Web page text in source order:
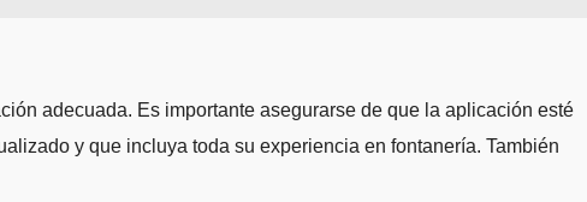
adecuada. Es importante asegurarse de que la aplicación esté
y que incluya toda su experiencia en fontanería. También